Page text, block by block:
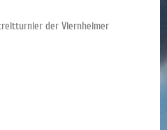
der Viernheimer